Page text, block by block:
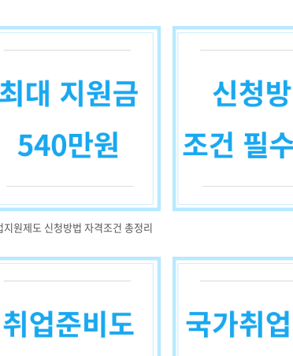
지원제도 신청방법 자격조건 총정리